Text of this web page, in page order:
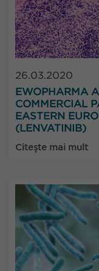
26.03.2020
EWOPHARMA
COMMERCIAL
EASTERN
(LENVATINIB)
Citește mai mult